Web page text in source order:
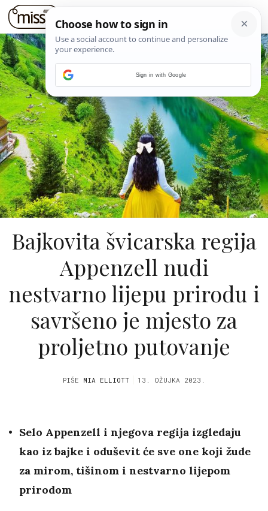
Bajkovita švicarska regija
Appenzell nudi
nestvarno lijepu prirodu i
savršeno je mjesto za
proljetno putovanje
PIŠE MIA ELLIOTT 13. OŽUJKA 2023.
Selo Appenzell i njegova regija izgledaju
kao iz bajke i oduševit će sve one koji žude
za mirom, tišinom i nestvarno lijepom
prirodom
Sign in with Google